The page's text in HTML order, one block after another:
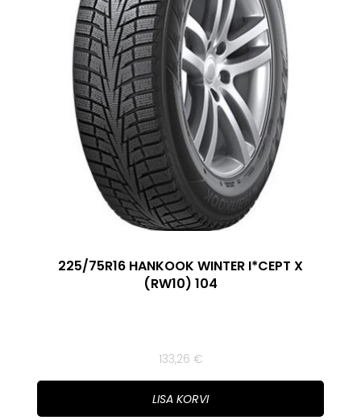
225/75R16 HANKOOK WINTER I*CEPT X
(RW10) 104
133,26 €
LISA KORVI